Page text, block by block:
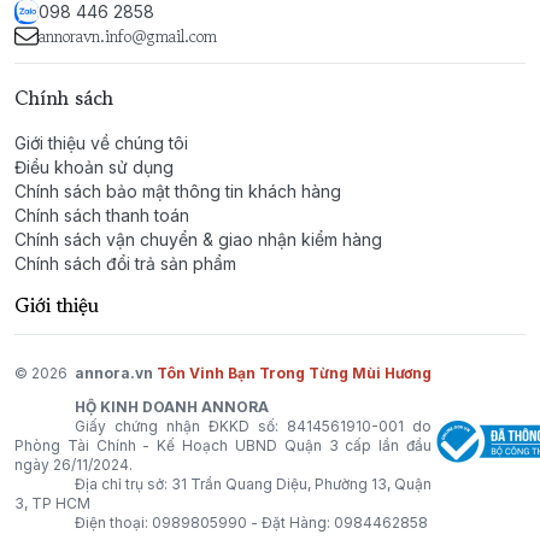
những ai yêu thích sự tươi mát, tự nhiên và thư giãn,
phù hợp cho những dịp hàng ngày, những buổi gặp
mặt nhẹ nhàng hoặc các hoạt động ngoài trời. Mùi
hương này sẽ mang đến cảm giác tự do và dễ chịu
098 446 2858
annoravn.info@gmail.com
Chính sách
Giới thiệu về chúng tôi
Điều khoản sử dụng
Chính sách bảo mật thông tin khách hàng
Chính sách thanh toán
Chính sách vận chuyển & giao nhận kiểm hàng
Chính sách đổi trả sản phẩm
Giới thiệu
© 2026 annora.vn Tôn Vinh Bạn Trong Từng Mùi Hương
HỘ KINH DOANH ANNORA
Giấy chứng nhận ĐKKD số: 8414561910-001 do
Phòng Tài Chính - Kế Hoạch UBND Quận 3 cấp lần đầu
ngày 26/11/2024.
Địa chỉ trụ sở: 31 Trần Quang Diệu, Phường 13, Quận
3, TP HCM
Điện thoại: 0989805990 - Đặt Hàng: 0984462858